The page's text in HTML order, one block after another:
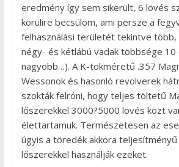
eredmény így sem sikerült, 6 lövés
körülire becsülöm, ami persze a
felhasználási területét tekintve több,
négy- és kétlábú vadak többsége 10
nagyobb…). A K-tokméretű .357
Wessonok és hasonló revolverek
szokták felróni, hogy teljes töltetű
lőszerekkel 3000?5000 lövés közt
élettartamuk. Természetesen az
úgyis a töredék akkora teljesítményű
lőszerekkel használják ezeket.